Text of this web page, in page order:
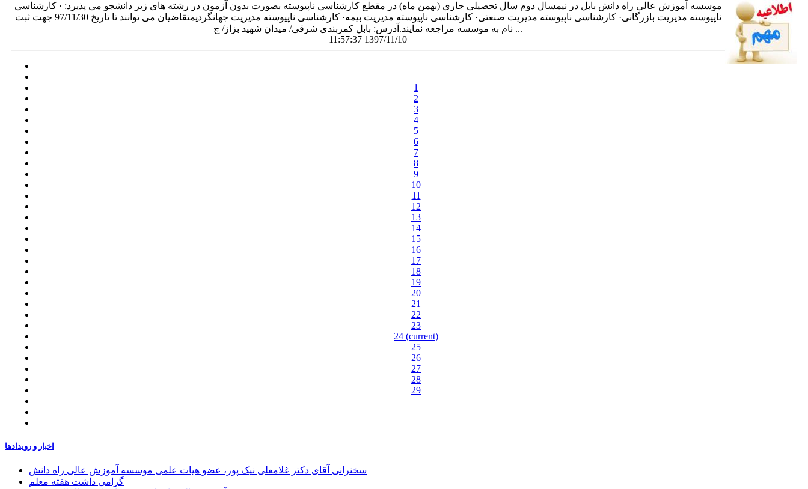
موسسه آموزش عالی راه دانش بابل در نیمسال دوم سال تحصیلی جاری (بهمن ماه) در مقطع کارشناسی ناپیوسته بصورت بدون آزمون در رشته های زیر دانشجو می پذیرد: · کارشناسی
ناپیوسته مدیریت بازرگانی· کارشناسی ناپیوسته مدیریت صنعتی· کارشناسی ناپیوسته مدیریت بیمه· کارشناسی ناپیوسته مدیریت جهانگردیمتقاضیان می توانند تا تاریخ 97/11/30 جهت ثبت
نام به موسسه مراجعه نمایند.آدرس: بابل کمربندی شرقی/ میدان شهید بزاز/ چ ...
11:57:37 1397/11/10
1
2
3
4
5
6
7
8
9
10
11
12
13
14
15
16
17
18
19
20
21
22
23
24 (current)
25
26
27
28
29
اخبار و رویدادها
سخنرانی آقای دکتر غلامعلی نیک پور، عضو هیات علمی موسسه آموزش عالی راه دانش
گرامی داشت هفته معلم